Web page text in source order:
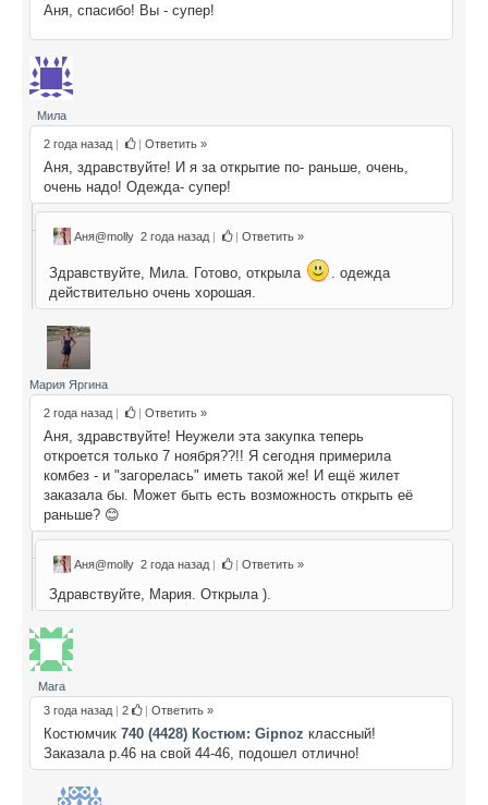
Аня, спасибо! Вы - супер!
Мила
2 года назад | | Ответить »
Аня, здравствуйте! И я за открытие по- раньше, очень,
очень надо! Одежда- супер!
Аня@molly 2 года назад | | Ответить »
Здравствуйте, Мила. Готово, открыла
. одежда
действительно очень хорошая.
Мария Яргина
2 года назад | | Ответить »
Аня, здравствуйте! Неужели эта закупка теперь
откроется только 7 ноября??!! Я сегодня примерила
комбез - и "загорелась" иметь такой же! И ещё жилет
заказала бы. Может быть есть возможность открыть её
раньше? 😊
Аня@molly 2 года назад | | Ответить »
Здравствуйте, Мария. Открыла ).
Mara
3 года назад | 2 | Ответить »
Костюмчик 740 (4428) Костюм: Gipnoz классный!
Заказала р.46 на свой 44-46, подошел отлично!